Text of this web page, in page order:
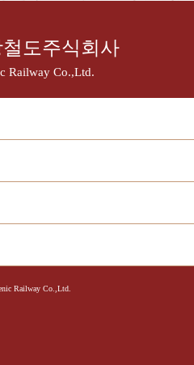
도주식회사
Railway Co.,Ltd.
Railway Co.,Ltd.